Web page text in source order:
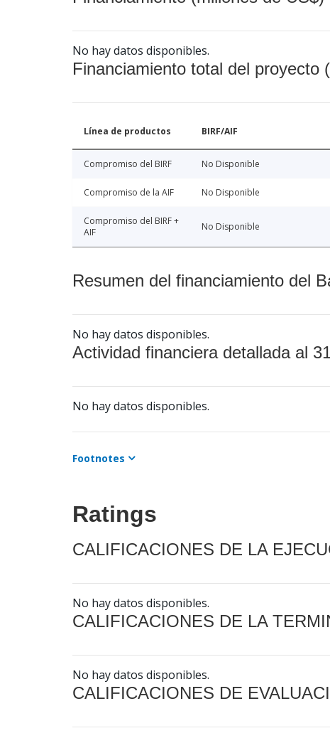
No hay datos disponibles.
Financiamiento total del proyecto
Línea de productos BIRF/AIF
Compromiso del BIRF No Disponible
Compromiso de la AIF No Disponible
Compromiso del BIRF +
AIF
No Disponible
Resumen del financiamiento del
No hay datos disponibles.
Actividad financiera detallada al
No hay datos disponibles.
Footnotes
Ratings
CALIFICACIONES DE LA
No hay datos disponibles.
CALIFICACIONES DE LA
No hay datos disponibles.
CALIFICACIONES DE